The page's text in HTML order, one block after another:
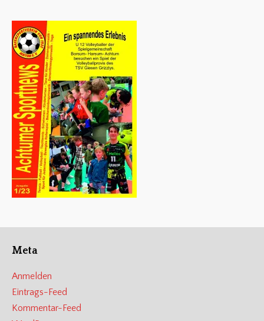
Meta
Anmelden
Eintrags-Feed
Kommentar-Feed